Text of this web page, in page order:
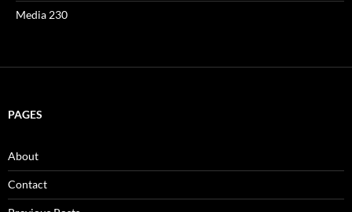
Media 230
PAGES
About
Contact